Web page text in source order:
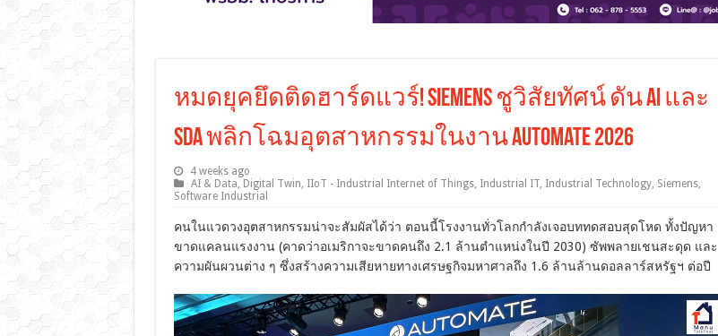
หมดยุคยึดติดฮาร์ดแวร์! Siemens ชูวิสัยทัศน์ ดัน AI และ
SDA พลิกโฉมอุตสาหกรรมในงาน Automate 2026
4 weeks ago
AI & Data, Digital Twin, IIoT - Industrial Internet of Things, Industrial IT, Industrial Technology, Siemens,
Software Industrial
คนในแวดวงอุตสาหกรรมน่าจะสัมผัสได้ว่า ตอนนี้โรงงานทั่วโลกกำลังเจอบททดสอบสุดโหด ทั้งปัญหา
ขาดแคลนแรงงาน (คาดว่าอเมริกาจะขาดคนถึง 2.1 ล้านตำแหน่งในปี 2030) ซัพพลายเชนสะดุด และ
ความผันผวนต่าง ๆ ซึ่งสร้างความเสียหายทางเศรษฐกิจมหาศาลถึง 1.6 ล้านล้านดอลลาร์สหรัฐฯ ต่อปี